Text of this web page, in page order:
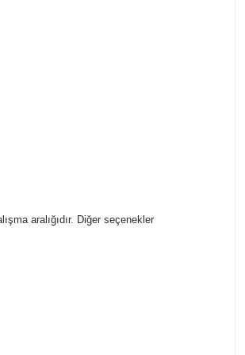
aralığıdır. Diğer seçenekler